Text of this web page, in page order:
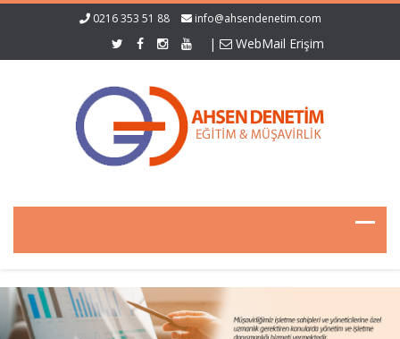
0216 353 51 88 info@ahsendenetim.com
| WebMail Erişim